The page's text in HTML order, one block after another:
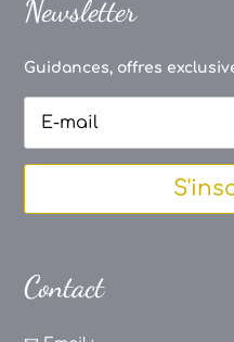
Newsletter
Guidances, offres
Contact